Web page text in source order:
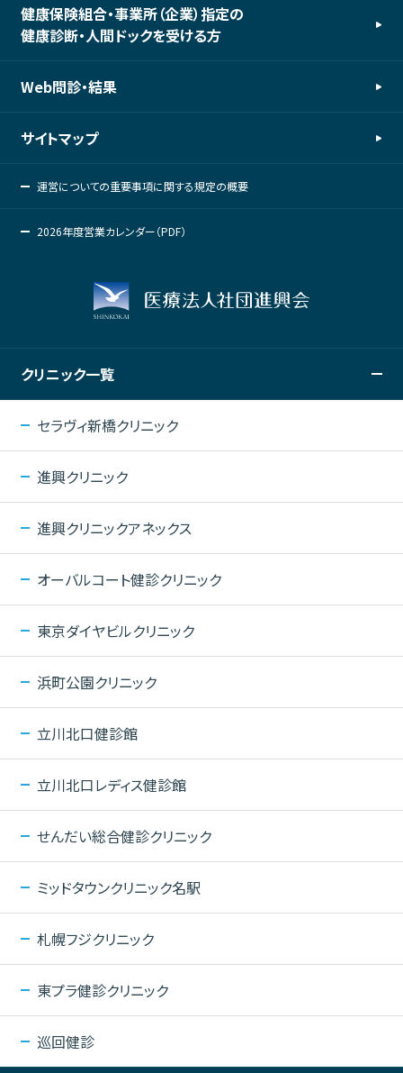
健康保険組合・事業所（企業）指定の
健康診断・人間ドックを受ける方
Web問診・結果
サイトマップ
運営についての重要事項に関する規定の概要
2026年度営業カレンダー（PDF）
クリニック一覧
セラヴィ新橋クリニック
進興クリニック
進興クリニックアネックス
オーバルコート健診クリニック
東京ダイヤビルクリニック
浜町公園クリニック
立川北口健診館
立川北口レディス健診館
せんだい総合健診クリニック
ミッドタウンクリニック名駅
札幌フジクリニック
東プラ健診クリニック
巡回健診